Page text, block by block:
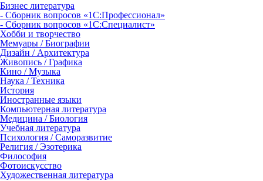
Бизнес литература
- Сборник вопросов «1С:Профессионал»
- Сборник вопросов «1С:Специалист»
Хобби и творчество
Мемуары / Биографии
Дизайн / Архитектура
Живопись / Графика
Кино / Музыка
Наука / Техника
История
Иностранные языки
Компьютерная литература
Медицина / Биология
Учебная литература
Психология / Саморазвитие
Религия / Эзотерика
Философия
Фотоискусство
Художественная литература